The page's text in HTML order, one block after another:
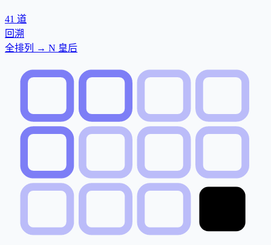
41 道
回溯
全排列 → N 皇后